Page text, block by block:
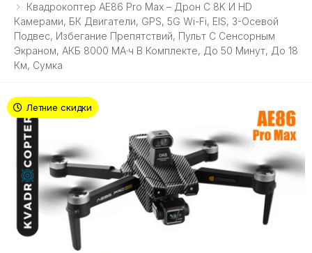
Квадрокоптер AE86 Pro Max – Дрон C 8K И HD
Камерами, БК Двигатели, GPS, 5G Wi-Fi, EIS, 3-Осевой
Подвес, Избегание Препятствий, Пульт С Сенсорным
Экраном, АКБ 8000 МА·ч В Комплекте, До 50 Минут, До 18
Км, Сумка
Летние скидки